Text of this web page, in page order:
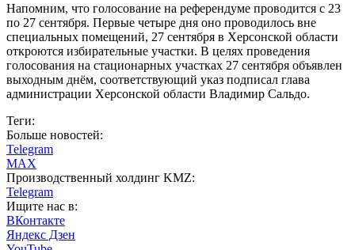
Напомним, что голосование на референдуме проводится с 23
по 27 сентября. Первые четыре дня оно проводилось вне
специальных помещений, 27 сентября в Херсонской области
откроются избирательные участки. В целях проведения
голосования на стационарных участках 27 сентября объявлен
выходным днём, соответствующий указ подписал глава
администрации Херсонской области Владимир Сальдо.
Теги:
Больше новостей:
Telegram
MAX
Производственный холдинг KMZ:
Telegram
Ищите нас в:
ВКонтакте
Яндекс Дзен